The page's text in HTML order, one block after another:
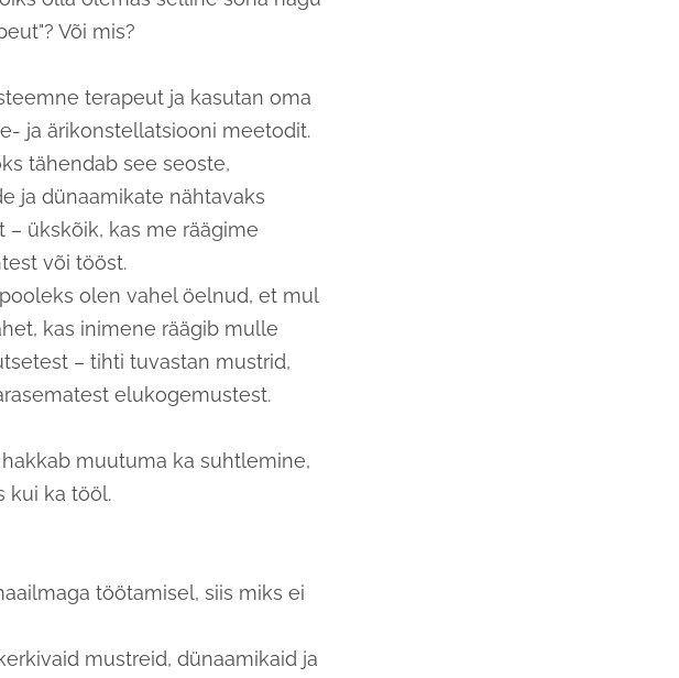
Või mis?
terapeut ja kasutan oma
ja ärikonstellatsiooni meetodit.
tähendab see seoste,
ja dünaamikate nähtavaks
– ükskõik, kas me räägime
või tööst.
olen vahel öelnud, et mul
kas inimene räägib mulle
– tihti tuvastan mustrid,
elukogemustest.
muutuma ka suhtlemine,
kui ka tööl.
töötamisel, siis miks ei
mustreid, dünaamikaid ja